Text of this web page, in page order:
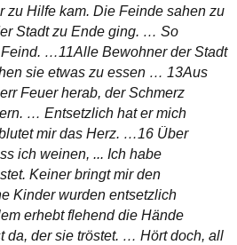
zu Hilfe kam. Die Feinde sahen zu
Stadt zu Ende ging. … So
…11Alle Bewohner der Stadt
sie etwas zu essen … 13Aus
Feuer herab, der Schmerz
… Entsetzlich hat er mich
mir das Herz. …16 Über
ich weinen, ... Ich habe
Keiner bringt mir den
Kinder wurden entsetzlich
erhebt flehend die Hände
da, der sie tröstet. … Hört doch, all